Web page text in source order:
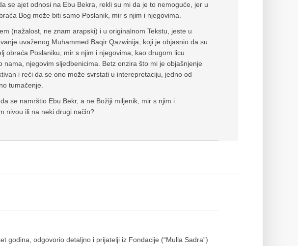
se ajet odnosi na Ebu Bekra, rekli su mi da je to nemoguće, jer u
Bog može biti samo Poslanik, mir s njim i njegovima.
(nažalost, ne znam arapski) i u originalnom Tekstu, jeste u
uvaženog Muhammed Baqir Qazwinija, koji je objasnio da su
obraća Poslaniku, mir s njim i njegovima, kao drugom licu
njegovim sljedbenicima. Betz onzira što mi je objašnjenje
i reći da se ono može svrstati u interepretaciju, jedno od
tumačenje.
se namrštio Ebu Bekr, a ne Božiji miljenik, mir s njim i
nivou ili na neki drugi način?
godina, odgovorio detaljno i prijatelji iz Fondacije (“Mulla Sadra”)